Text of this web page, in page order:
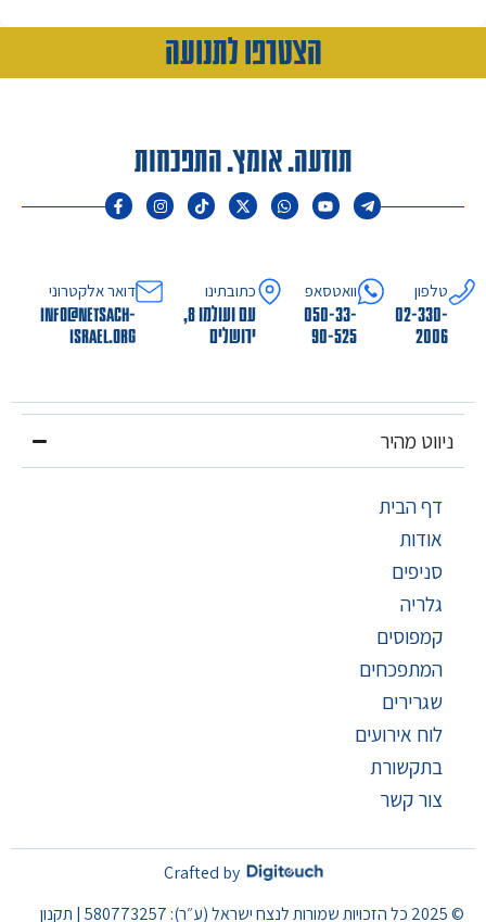
הצטרפו לתנועה
תודעה. אומץ. התפכחות
טלפון
02-330-
2006
וואטסאפ
050-33-
90-525
כתובתינו
עם ועולמו 8,
ירושלים
דואר אלקטרוני
info@netsach-
israel.org
ניווט מהיר
דף הבית
אודות
סניפים
גלריה
קמפוסים
המתפכחים
שגרירים
לוח אירועים
בתקשורת
צור קשר
© 2025 כל הזכויות שמורות לנצח ישראל (ע״ר): 580773257 | תקנון
Crafted by